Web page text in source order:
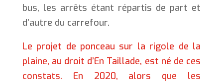
bus, les arrêts étant répartis de part et
d’autre du carrefour.
Le projet de ponceau sur la rigole de la
plaine, au droit d’En Taillade, est né de ces
constats. En 2020, alors que les